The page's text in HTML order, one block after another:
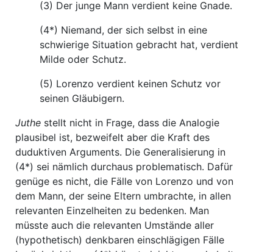
(3) Der junge Mann verdient keine Gnade.
(4*) Niemand, der sich selbst in eine
schwierige Situation gebracht hat, verdient
Milde oder Schutz.
(5) Lorenzo verdient keinen Schutz vor
seinen Gläubigern.
Juthe stellt nicht in Frage, dass die Analogie
plausibel ist, bezweifelt aber die Kraft des
duduktiven Arguments. Die Generalisierung in
(4*) sei nämlich durchaus problematisch. Dafür
genüge es nicht, die Fälle von Lorenzo und von
dem Mann, der seine Eltern umbrachte, in allen
relevanten Einzelheiten zu bedenken. Man
müsste auch die relevanten Umstände aller
(hypothetisch) denkbaren einschlägigen Fälle